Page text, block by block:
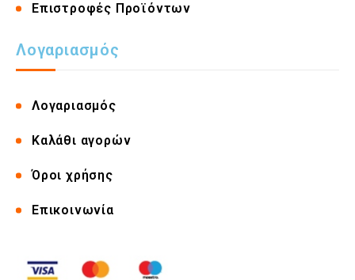
Επιστροφές Προϊόντων
Λογαριασμός
Λογαριασμός
Καλάθι αγορών
Όροι χρήσης
Επικοινωνία